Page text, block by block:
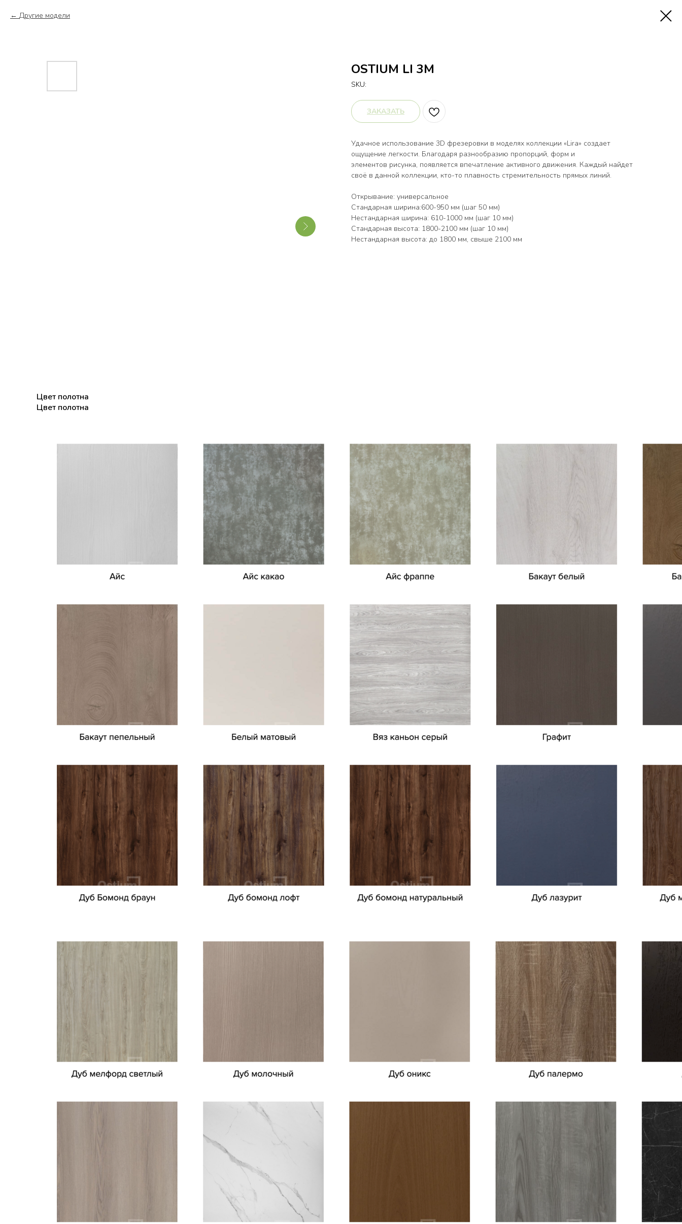
Другие модели
OSTIUM LI 3M
SKU:
ЗАКАЗАТЬ
Удачное использование 3D фрезеровки в моделях коллекции «Lira» создает
ощущение легкости. Благодаря разнообразию пропорций, форм и
элементов рисунка, появляется впечатление активного движения. Каждый найдет
своё в данной коллекции, кто-то плавность стремительность прямых линий.
Открывание: универсальное
Стандарная ширина:600-950 мм (шаг 50 мм)
Нестандарная ширина: 610-1000 мм (шаг 10 мм)
Стандарная высота: 1800-2100 мм (шаг 10 мм)
Нестандарная высота: до 1800 мм, свыше 2100 мм
Цвет полотна
Цвет полотна